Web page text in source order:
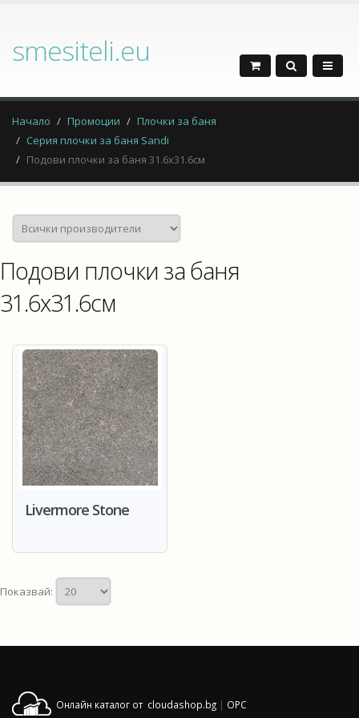
smesiteli.eu
Начало Промоции
Плочки за баня
Серия плочки за баня Sandi
Подови плочки за баня 31.6х31.6см
Подови плочки за баня
31.6х31.6см
Livermore Stone
Показвай:
Онлайн каталог от cloudashop.bg | OPC